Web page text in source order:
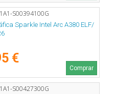
S00394100G
Sparkle Intel Arc A380 ELF/
€
Comprar
S00427300G